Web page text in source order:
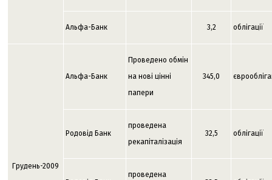
Альфа-Банк 3,2 облігації
Грудень-2009
Альфа-Банк
Проведено обмін
на нові цінні
папери
345,0
Родовід Банк
проведена
рекапіталізація
32,5 облігації
проведена